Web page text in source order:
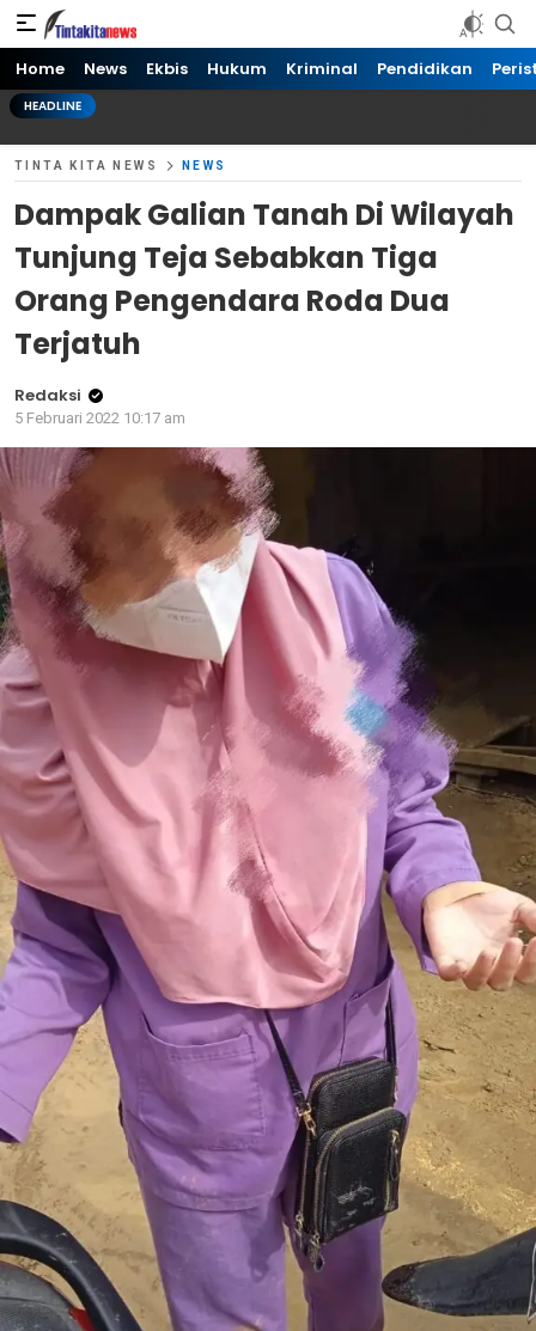
Tinta kita News
Informasi Terkini
Home News Ekbis Hukum Kriminal Pendidikan
HEADLINE
TINTA KITA NEWS NEWS
Dampak Galian Tanah Di Wilayah
Tunjung Teja Sebabkan Tiga
Orang Pengendara Roda Dua
Terjatuh
Redaksi
5 Februari 2022 10:17 am